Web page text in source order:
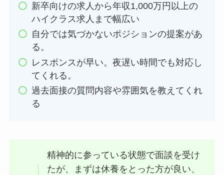
新卒向けの求人から年収1,000万円以上の
ハイクラス求人まで幅広い
自分では気づかないポジションの提案があ
る。
レスポンスが早い。夜遅い時間でも対応し
てくれる。
過去面接の質問内容や雰囲気を教えてくれ
る
精神的に参っている状態で面談を受け
たが、まずは休養をとった方が良い、